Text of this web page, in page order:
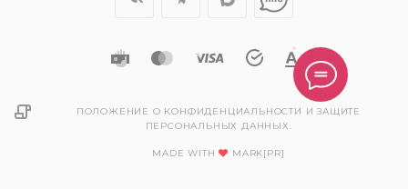
ПОЛОЖЕНИЕ О КОНФИДЕНЦИАЛЬНОСТИ И ЗАЩИТЕ
ПЕРСОНАЛЬНЫХ ДАННЫХ.
MADE WITH MARK[PR]